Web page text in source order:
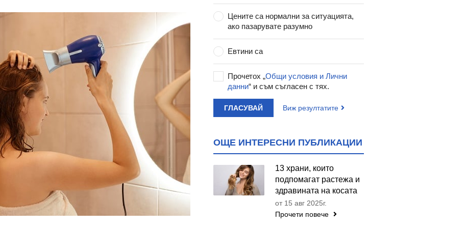
Цените са нормални за ситуацията,
ако пазарувате разумно
Евтини са
Прочетох „Общи условия и Лични
данни“ и съм съгласен с тях.
ГЛАСУВАЙ Виж резултатите
ОЩЕ ИНТЕРЕСНИ ПУБЛИКАЦИИ
13 храни, които
подпомагат растежа и
здравината на косата
от 15 авг 2025г.
Прочети повече